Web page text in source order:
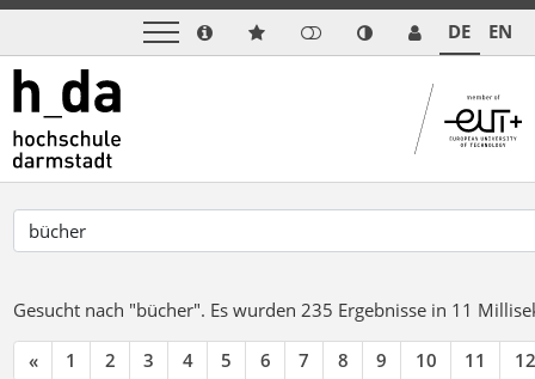
DE EN
Gesucht nach "bücher". Es wurden 235 Ergebnisse in 11
« 1 2 3 4 5 6 7 8 9 10 11 12